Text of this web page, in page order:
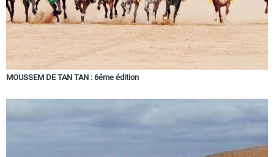
MOUSSEM DE TAN TAN : 6éme édition